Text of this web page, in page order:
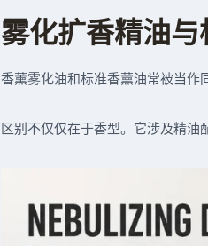
雾化扩香精油
香薰雾化油和标准香薰油常被当作
区别不仅仅在于香型。它涉及精油